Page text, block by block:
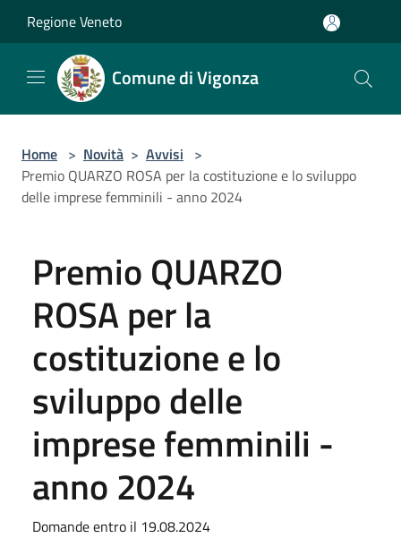
Regione Veneto
Comune di Vigonza
Home > Novità > Avvisi >
Premio QUARZO ROSA per la costituzione e lo sviluppo
delle imprese femminili - anno 2024
Premio QUARZO
ROSA per la
costituzione e lo
sviluppo delle
imprese femminili -
anno 2024
Domande entro il 19.08.2024